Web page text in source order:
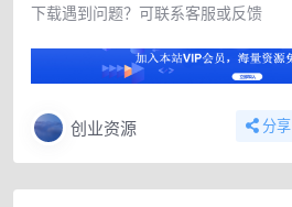
下载遇到问题？可联系客服或反馈
创业资源 分享